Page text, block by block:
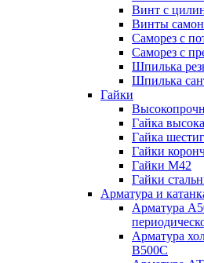
Винт с
Винты
Саморез с
Саморез с
Шпилька
Шпилька
Гайки
Гайка
Гайка
Гайки
Гайки М42
Гайки
Арматура и
Арматура
Арматура
В500С